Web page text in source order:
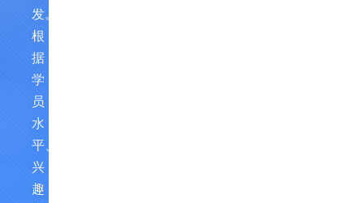
发。
根
据
学
员
水
平、
兴
趣